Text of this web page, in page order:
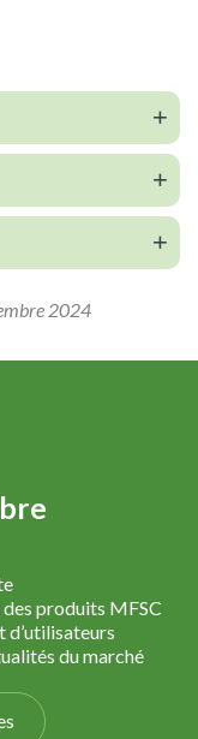
2024
produits MFSC
d’utilisateurs
du marché